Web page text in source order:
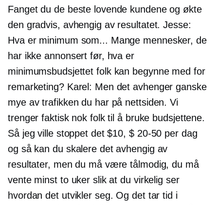
Fanget du de beste lovende kundene og økte
den gradvis, avhengig av resultatet. Jesse:
Hva er minimum som... Mange mennesker, de
har ikke annonsert før, hva er
minimumsbudsjettet folk kan begynne med for
remarketing? Karel: Men det avhenger ganske
mye av trafikken du har på nettsiden. Vi
trenger faktisk nok folk til å bruke budsjettene.
Så jeg ville stoppet det $10, $ 20-50 per dag
og så kan du skalere det avhengig av
resultater, men du må være tålmodig, du må
vente minst to uker slik at du virkelig ser
hvordan det utvikler seg. Og det tar tid i